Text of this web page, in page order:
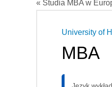
« Studia MBA w
University of
MBA
Język